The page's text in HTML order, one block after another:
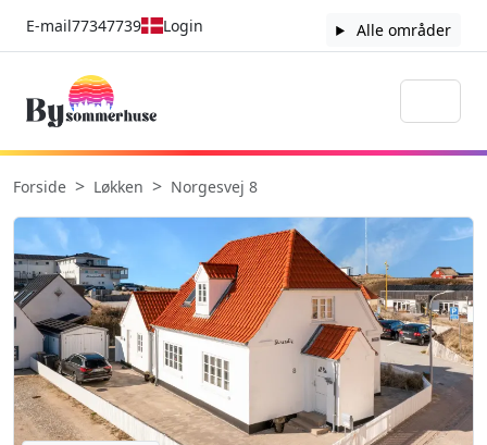
E-mail77347739 Login Alle områder
Forside Løkken Norgesvej 8